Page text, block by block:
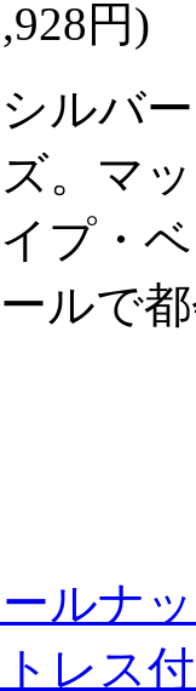
円)
ルバ
。マ
プ・
ルで
ルナ
トレス